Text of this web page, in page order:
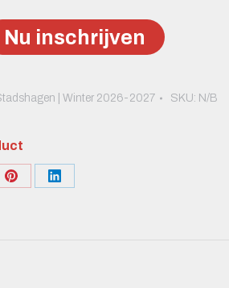
Nu inschrijven
| Winter 2026-2027 SKU: N/B
Deel
Deel